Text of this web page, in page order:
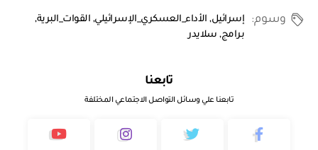
وسوم: إسرائيل,الأداء_العسكري_الإسرائيلي,القوات_البرية,
برامج,سلايدر
تابعنا
تابعنا علي وسائل التواصل الاجتماعي المختلفة